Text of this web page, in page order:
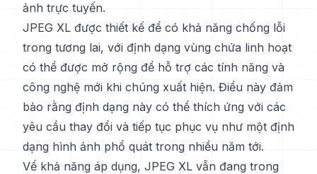
ảnh trực tuyến.
JPEG XL được thiết kế để có khả năng chống lỗi
trong tương lai, với định dạng vùng chứa linh hoạt
có thể được mở rộng để hỗ trợ các tính năng và
công nghệ mới khi chúng xuất hiện. Điều này đảm
bảo rằng định dạng này có thể thích ứng với các
yêu cầu thay đổi và tiếp tục phục vụ như một định
dạng hình ảnh phổ quát trong nhiều năm tới.
Về khả năng áp dụng, JPEG XL vẫn đang trong